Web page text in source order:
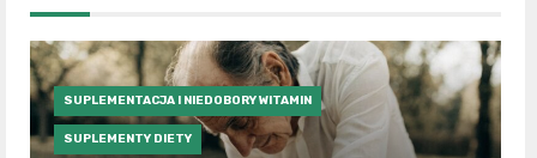
SUPLEMENTACJA I NIEDOBORY WITAMIN
SUPLEMENTY DIETY